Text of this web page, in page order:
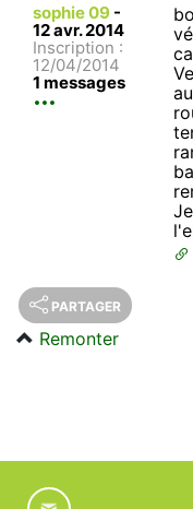
sophie 09 -
12 avr. 2014
Inscription :
12/04/2014
1 messages
PARTAGER
Remonter